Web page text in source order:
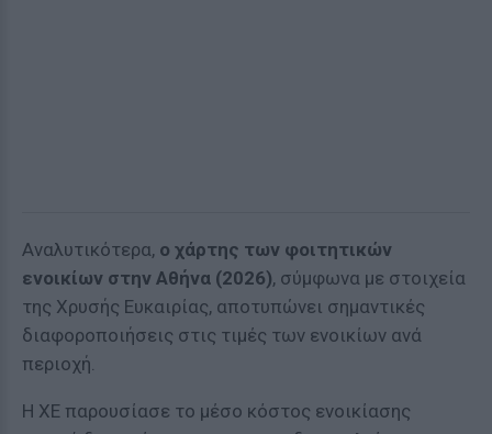
Αναλυτικότερα, ο χάρτης των φοιτητικών
ενοικίων στην Αθήνα (2026), σύμφωνα με στοιχεία
της Χρυσής Ευκαιρίας, αποτυπώνει σημαντικές
διαφοροποιήσεις στις τιμές των ενοικίων ανά
περιοχή.
Η ΧΕ παρουσίασε το μέσο κόστος ενοικίασης